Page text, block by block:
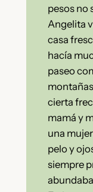
pesos no
Angelita
casa
hacía
paseo
cierta
mamá y
una
pelo y
siempre